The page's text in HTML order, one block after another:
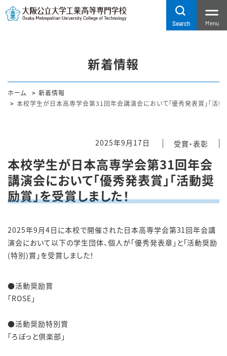
Search Menu
新着情報
ホーム
新着情報
本校学生が日本高専学会第31回年会講演会において「優秀発表賞」「活動
2025年9月17日 受賞・表彰
本校学生が日本高専学会第31回年会
講演会において「優秀発表賞」「活動奨
励賞」を受賞しました！
2025年9月4日に本校で開催された日本高専学会第31回年会講
演会において以下の学生団体、個人が「優秀発表章」と「活動奨励
(特別)賞」を受賞しました！
●活動奨励賞
「ROSE」
●活動奨励特別賞
「ろぼっと倶楽部」